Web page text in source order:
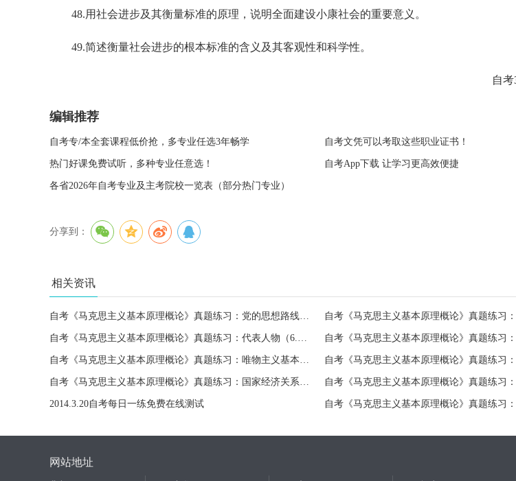
48.用社会进步及其衡量标准的原理，说明全面建设小康社会的重要意义。
49.简述衡量社会进步的根本标准的含义及其客观性和科学性。
自
编辑推荐
自考专/本全套课程低价抢，多专业任选3年畅学 自考文凭可以考取这些职业证书！
热门好课免费试听，多种专业任意选！ 自考App下载 让学习更高效便捷
各省2026年自考专业及主考院校一览表（部分热门专业）
分享到：
相关资讯
自考《马克思主义基本原理概论》真题练习：党的思想路线（6.26） 自考《马克思主义基本原理概论》真题练习：
自考《马克思主义基本原理概论》真题练习：代表人物（6.7） 自考《马克思主义基本原理概论》真题练习：
自考《马克思主义基本原理概论》真题练习：唯物主义基本形态（5.7） 自考《马克思主义基本原理概论》真题练习：
自考《马克思主义基本原理概论》真题练习：国家经济关系（4.24）
2014.3.20自考每日一练免费在线测试
网站地址